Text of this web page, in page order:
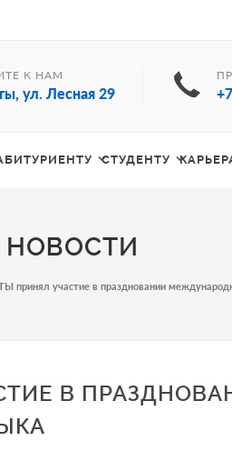
К НАМ
ул. Лесная 29
СТУДЕНТУ
НОВОСТИ
участие в праздновании
В